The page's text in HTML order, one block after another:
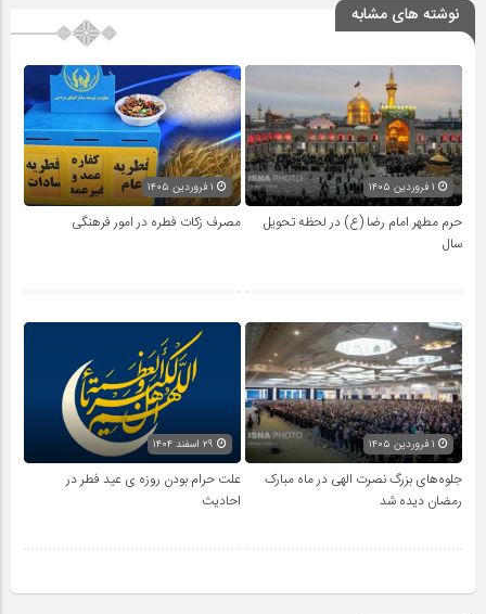
نوشته های مشابه
حرم مطهر امام رضا (ع) در لحظه تحویل
سال
مصرف زکات فطره در امور فرهنگی
جلوه‌های بزرگ نصرت الهی در ماه مبارک
رمضان دیده شد
علت حرام بودن روزه ی عید فطر در
احادیث